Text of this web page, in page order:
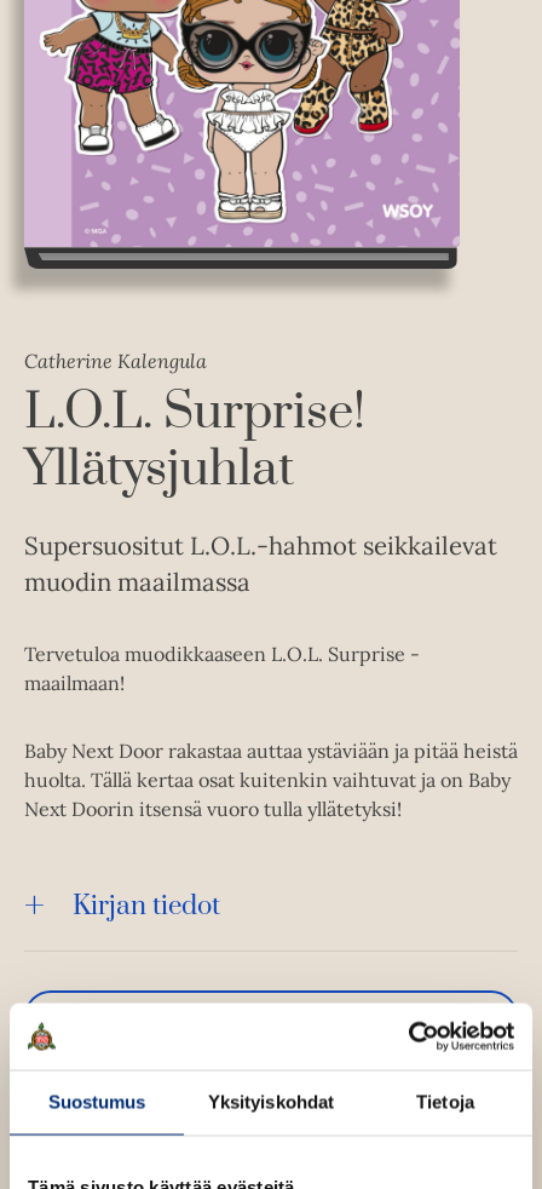
Suostumus Yksityiskohdat Tietoja
Catherine Kalengula
L.O.L. Surprise!
Yllätysjuhlat
Supersuositut L.O.L.-hahmot seikkailevat
muodin maailmassa
Tervetuloa muodikkaaseen L.O.L. Surprise -
maailmaan!
Baby Next Door rakastaa auttaa ystäviään ja pitää heistä
huolta. Tällä kertaa osat kuitenkin vaihtuvat ja on Baby
Next Doorin itsensä vuoro tulla yllätetyksi!
Kirjan tiedot
Muut teokset